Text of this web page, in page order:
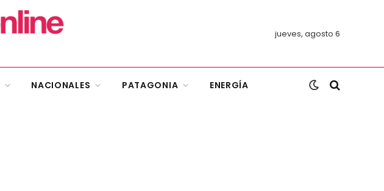
jueves, agosto 6
NACIONALES PATAGONIA ENERGÍA